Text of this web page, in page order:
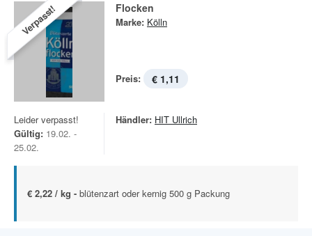
Verpasst! Flocken
Marke: Kölln
Preis: € 1,11
Leider verpasst!
Gültig: 19.02. -
25.02.
Händler: HIT Ullrich
€ 2,22 / kg - blütenzart oder kernig 500 g Packung